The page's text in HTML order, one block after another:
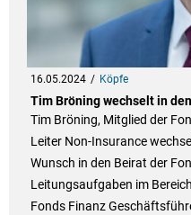
16.05.2024 Köpfe
Tim Bröning wechselt in
Tim Bröning, Mitglied der
Leiter Non-Insurance
Wunsch in den Beirat der
Leitungsaufgaben im
Fonds Finanz